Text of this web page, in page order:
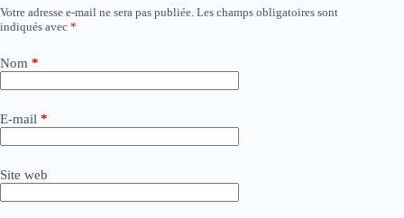
Votre adresse e-mail ne sera pas publiée. Les champs obligatoires sont
indiqués avec *
Nom *
E-mail *
Site web
A
l
e
n
t
i
e